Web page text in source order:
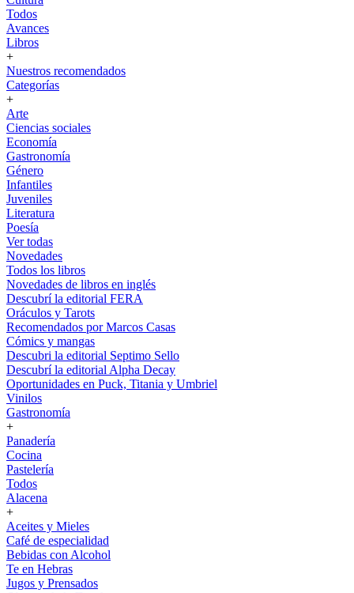
Todos
Avances
Libros
+
Nuestros recomendados
Categorías
+
Arte
Ciencias sociales
Economía
Gastronomía
Género
Infantiles
Juveniles
Literatura
Poesía
Ver todas
Novedades
Todos los libros
Novedades de libros en inglés
Descubrí la editorial FERA
Oráculos y Tarots
Recomendados por Marcos Casas
Cómics y mangas
Descubri la editorial Septimo Sello
Descubrí la editorial Alpha Decay
Oportunidades en Puck, Titania y Umbriel
Vinilos
Gastronomía
+
Panadería
Cocina
Pastelería
Todos
Alacena
+
Aceites y Mieles
Café de especialidad
Bebidas con Alcohol
Te en Hebras
Jugos y Prensados